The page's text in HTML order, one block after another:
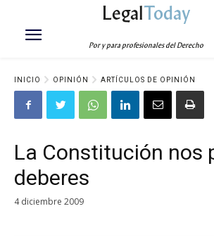
LegalToday
Por y para profesionales del Derecho
INICIO OPINIÓN ARTÍCULOS DE OPINIÓN
La Constitución nos
deberes
4 diciembre 2009